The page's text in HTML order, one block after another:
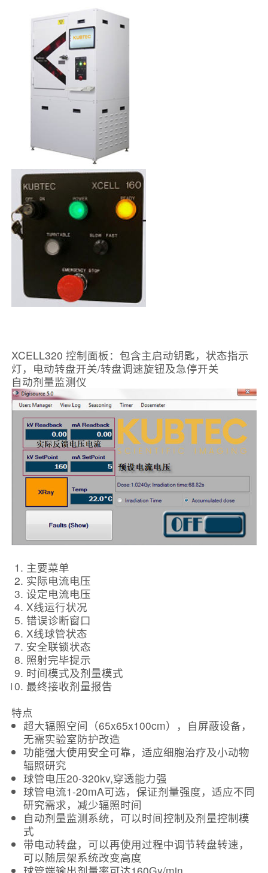
XCELL320 控制面板：包含主启动钥匙，状态指示
灯，电动转盘开关/转盘调速旋钮及急停开关
自动剂量监测仪
主要菜单
实际电流电压
设定电流电压
X线运行状况
错误诊断窗口
X线球管状态
安全联锁状态
照射完毕提示
时间模式及剂量模式
最终接收剂量报告
特点
超大辐照空间（65x65x100cm），自屏蔽设备，
无需实验室防护改造
功能强大使用安全可靠，适应细胞治疗及小动物
辐照研究
球管电压20-320kv,穿透能力强
球管电流1-20mA可选，保证剂量强度，适应不同
研究需求，减少辐照时间
自动剂量监测系统，可以时间控制及剂量控制模
式
带电动转盘，可以再使用过程中调节转盘转速，
可以随层架系统改变高度